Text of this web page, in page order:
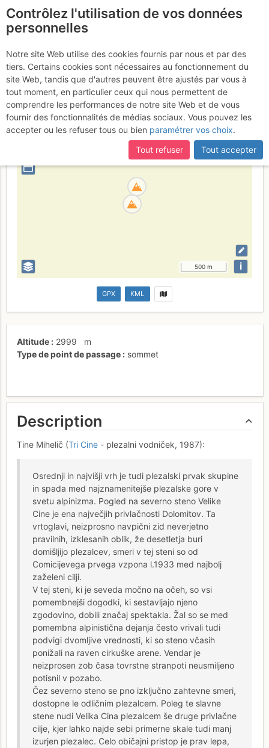
Velika Cina
Italija Osrednji Dolomiti Belluno
+
–
500 m i
GPX KML
Altitude 2999
m
Type de point de passage
sommet
Description
Tine Mihelič (Tri Cine - plezalni vodniček, 1987):
Osrednji in najvišji vrh je tudi plezalski prvak skupine
in spada med najznamenitejše plezalske gore v
svetu alpinizma. Pogled na severno steno Velike
Cine je ena največjih privlačnosti Dolomitov. Ta
vrtoglavi, neizprosno navpični zid neverjetno
pravilnih, izklesanih oblik, že desetletja buri
domišljijo plezalcev, smeri v tej steni so od
Comicijevega prvega vzpona l.1933 med najbolj
zaželeni cilji.
V tej steni, ki je seveda močno na očeh, so vsi
pomembnejši dogodki, ki sestavljajo njeno
zgodovino, dobili značaj spektakla. Žal so se med
pomembna alpinistična dejanja često vrivali tudi
podvigi dvomljive vrednosti, ki so steno včasih
ponižali na raven cirkuške arene. Vendar je
neizprosen zob časa tovrstne stranpoti neusmiljeno
potisnil v pozabo.
Čez severno steno se pno izključno zahtevne smeri,
dostopne le odličnim plezalcem. Poleg te slavne
stene nudi Velika Cina plezalcem še druge privlačne
cilje, kjer lahko najde sebi primerne skale tudi manj
izurjen plezalec. Celo običajni pristop je prav lepa,
Contrôlez l'utilisation de vos données
personnelles
Notre site Web utilise des cookies fournis par nous et par des
tiers. Certains cookies sont nécessaires au fonctionnement du
site Web, tandis que d'autres peuvent être ajustés par vous à
tout moment, en particulier ceux qui nous permettent de
comprendre les performances de notre site Web et de vous
fournir des fonctionnalités de médias sociaux. Vous pouvez les
accepter ou les refuser tous ou bien paramétrer vos choix.
Tout refuser
Tout accepter